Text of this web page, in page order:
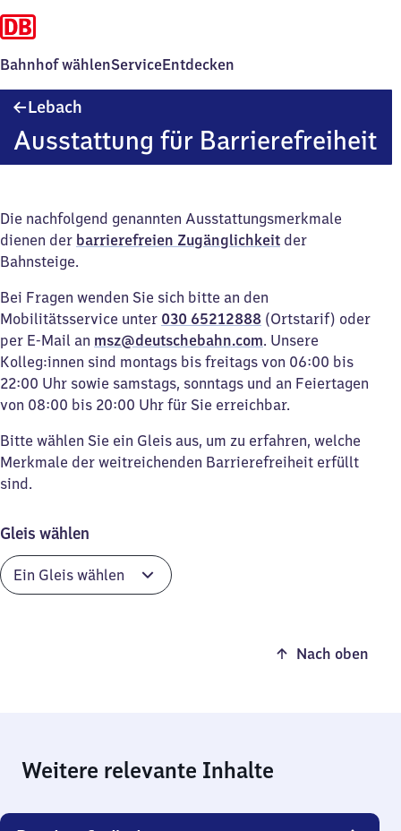
Bahnhof wählenServiceEntdecken
Lebach
Ausstattung für Barrierefreiheit
Die nachfolgend genannten Ausstattungsmerkmale
dienen der barrierefreien Zugänglichkeit der
Bahnsteige.
Bei Fragen wenden Sie sich bitte an den
Mobilitätsservice unter 030 65212888 (Ortstarif) oder
per E-Mail an msz@deutschebahn.com. Unsere
Kolleg:innen sind montags bis freitags von 06:00 bis
22:00 Uhr sowie samstags, sonntags und an Feiertagen
von 08:00 bis 20:00 Uhr für Sie erreichbar.
Bitte wählen Sie ein Gleis aus, um zu erfahren, welche
Merkmale der weitreichenden Barrierefreiheit erfüllt
sind.
Gleis wählen
Nach oben
Weitere relevante Inhalte